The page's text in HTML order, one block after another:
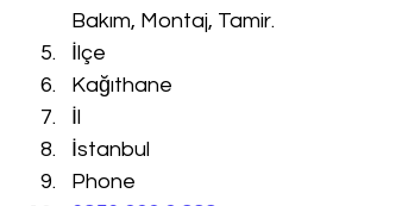
Bakım, Montaj, Tamir.
İlçe
Kağıthane
İl
İstanbul
Phone